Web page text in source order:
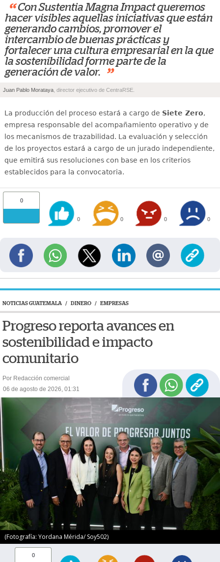
“ Con Sustentia Magna Impact queremos
hacer visibles aquellas iniciativas que están
generando cambios, promover el
intercambio de buenas prácticas y
fortalecer una cultura empresarial en la que
la sostenibilidad forme parte de la
generación de valor.
”
Juan Pablo Morataya , director ejecutivo de CentraRSE.
La producción del proceso estará a cargo de Siete Zero,
empresa responsable del acompañamiento operativo y de
los mecanismos de trazabilidad. La evaluación y selección
de los proyectos estará a cargo de un jurado independiente,
que emitirá sus resoluciones con base en los criterios
establecidos para la convocatoria.
0
0 0 0 0
NOTICIAS GUATEMALA / DINERO / EMPRESAS
Progreso reporta avances en
sostenibilidad e impacto
comunitario
Por Redacción comercial
06 de agosto de 2026, 01:31
(Fotografía: Yordana Mérida/ Soy502)
0